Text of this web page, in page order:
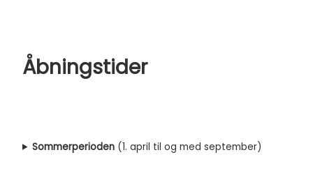
Åbningstider
Sommerperioden (1. april til og med september)